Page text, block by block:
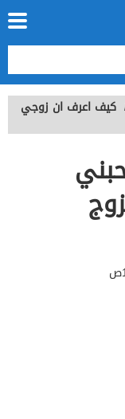
كيف اعرف ان زوجي